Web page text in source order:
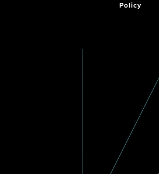
Policy